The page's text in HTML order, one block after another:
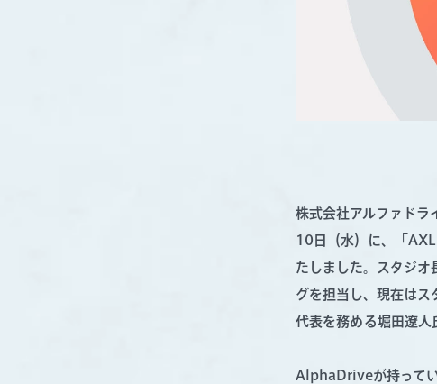
株式会社アルファド
10日（水）に、「
たしました。スタジオ
グを担当し、現在は
代表を務める堀田遼人
AlphaDriveが持ってい